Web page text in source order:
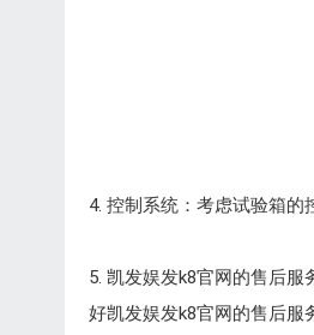
4. 控制系统：考虑试验箱
5. 凯发娱发k8官网的售后
好凯发娱发k8官网的售后服